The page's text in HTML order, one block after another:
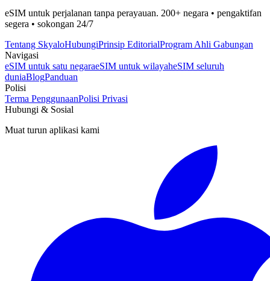
eSIM untuk perjalanan tanpa perayauan. 200+ negara • pengaktifan
segera • sokongan 24/7
Tentang SkyaloHubungiPrinsip EditorialProgram Ahli Gabungan
Navigasi
eSIM untuk satu negaraeSIM untuk wilayaheSIM seluruh
duniaBlogPanduan
Polisi
Terma PenggunaanPolisi Privasi
Hubungi & Sosial
Muat turun aplikasi kami